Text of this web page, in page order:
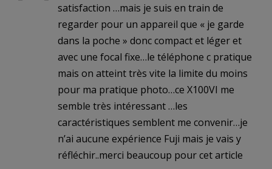
satisfaction …mais je suis en train de
regarder pour un appareil que « je garde
dans la poche » donc compact et léger et
avec une focal fixe…le téléphone c pratique
mais on atteint très vite la limite du moins
pour ma pratique photo…ce X100VI me
semble très intéressant …les
caractéristiques semblent me convenir…je
n’ai aucune expérience Fuji mais je vais y
réfléchir..merci beaucoup pour cet article